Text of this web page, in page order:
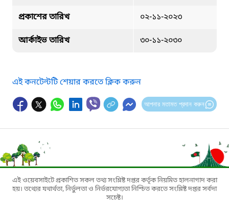
প্রকাশের তারিখ ০২-১১-২০২৩
আর্কাইভ তারিখ ৩০-১১-২০৩০
এই কনটেন্টটি শেয়ার করতে ক্লিক করুন
আপনার মতামত প্রদান করুন
এই ওয়েবসাইটে প্রকাশিত সকল তথ্য সংশ্লিষ্ট দপ্তর কর্তৃক নিয়মিত হালনাগাদ করা
হয়। তথ্যের যথার্থতা, নির্ভুলতা ও নির্ভরযোগ্যতা নিশ্চিত করতে সংশ্লিষ্ট দপ্তর সর্বদা
সচেষ্ট।